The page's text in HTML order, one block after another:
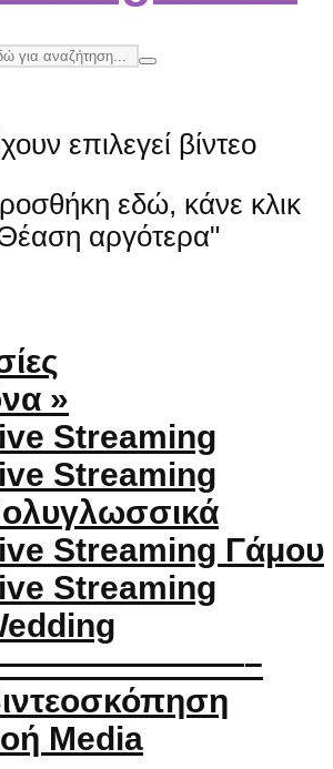
επιλεγεί βίντεο
εδώ, κάνε κλικ
αργότερα"
»
Streaming
Streaming
Streaming Γάμου
Streaming
Media